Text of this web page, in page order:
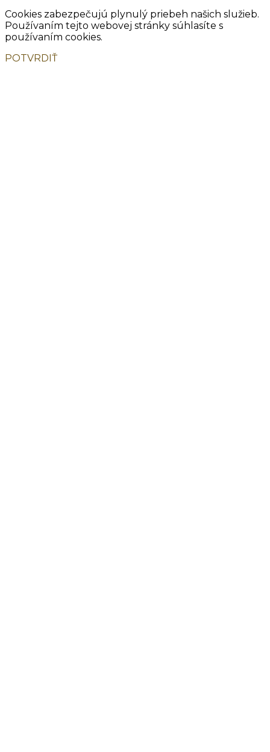
Cookies zabezpečujú plynulý priebeh našich služieb.
Používaním tejto webovej stránky súhlasíte s
používaním cookies.
POTVRDIŤ